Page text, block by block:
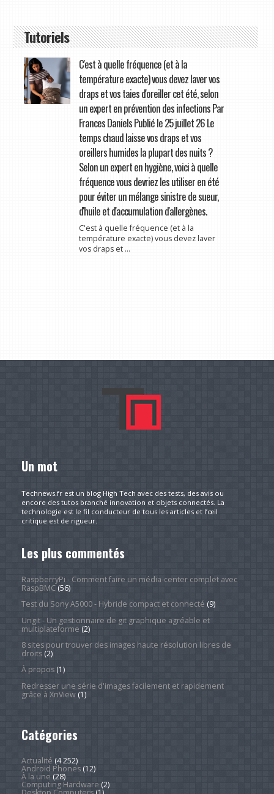
Tutoriels
C'est à quelle fréquence (et à la
température exacte) vous devez laver vos
draps et vos taies d'oreiller cet été, selon
un expert en prévention des infections Par
Frances Daniels Publié le 25 juillet 26 Le
temps chaud laisse vos draps et vos
oreillers humides la plupart des nuits ?
Selon un expert en hygiène, voici à quelle
fréquence vous devriez les utiliser en été
pour éviter un mélange sinistre de sueur,
d'huile et d'accumulation d'allergènes.
C'est à quelle fréquence (et à la
température exacte) vous devez laver
vos draps et ...
Un mot
Technews.fr est un blog High Tech avec des tests, des avis ou
encore des tutos branché innovation et objets connectés. La
technologie est le fil conducteur de tous les articles et l’œil
critique est de rigueur.
Les plus commentés
RaspberryPi - Comment faire un média-center complet avec
RaspBMC(56)
Test du Sony A5000 - Hybride compact et connecté (9)
Ungit - Un gestionnaire de git graphique agréable et
multiplateforme (2)
8 sites pour trouver des images haute résolution libres de
droits(2)
À propos(1)
Redresser une série d'images facilement et rapidement
grâce à XnView(1)
Catégories
Actualité (4 252)
Android Phones(12)
À la une (28)
Computing Hardware (2)